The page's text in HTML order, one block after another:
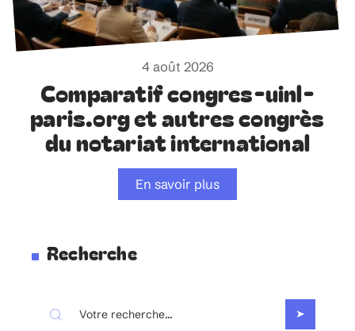
4 août 2026
Comparatif congres-uinl-
paris.org et autres congrès
du notariat international
En savoir plus
Recherche